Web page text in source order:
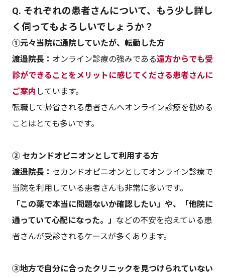
Q. それぞれの患者さんについて、もう少し詳し
く伺ってもよろしいでしょうか？
①元々当院に通院していたが、転勤した方
渡邉院長： オンライン診療の強みである遠方からでも受
診ができることをメリットに感じてくださる患者さんに
ご案内 しています。
転職して帰省される患者さんへオンライン診療を勧める
ことはとても多いです。
② セカンドオピニオンとして利用する方
渡邉​​​​​​​院長： セカンドオピニオンとしてオンライン診療で
当院を利用している患者さんも非常に多いです。
「この薬で本当に問題ないか確認したい」や、「他院に
通っていて心配になった。」 などの不安を抱えている患
者さんが受診されるケースが多くあります。
③地方で自分に合ったクリニックを見つけられていない